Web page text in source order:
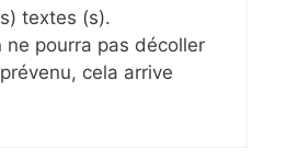
textes (s).
ne pourra pas décoller
cela arrive